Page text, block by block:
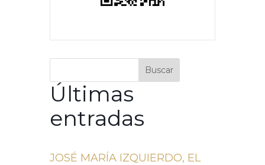
Buscar
Últimas
entradas
JOSÉ MARÍA IZQUIERDO, EL